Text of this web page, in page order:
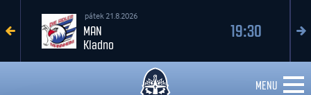
pátek 21.8.2026
MAN
Kladno
19:30
MENU